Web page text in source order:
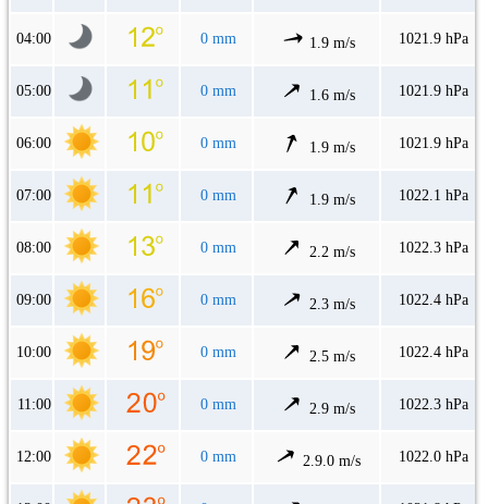
04:00 0 mm 1.9 m/s 1021.9 hPa
05:00 0 mm 1.6 m/s 1021.9 hPa
06:00 0 mm 1.9 m/s 1021.9 hPa
07:00 0 mm 1.9 m/s 1022.1 hPa
08:00 0 mm 2.2 m/s 1022.3 hPa
09:00 0 mm 2.3 m/s 1022.4 hPa
10:00 0 mm 2.5 m/s 1022.4 hPa
11:00 0 mm 2.9 m/s 1022.3 hPa
12:00 0 mm 2.9.0 m/s 1022.0 hPa